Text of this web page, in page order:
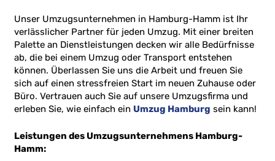
Unser Umzugsunternehmen in Hamburg-Hamm ist Ihr
verlässlicher Partner für jeden Umzug. Mit einer breiten
Palette an Dienstleistungen decken wir alle Bedürfnisse
ab, die bei einem Umzug oder Transport entstehen
können. Überlassen Sie uns die Arbeit und freuen Sie
sich auf einen stressfreien Start im neuen Zuhause oder
Büro. Vertrauen auch Sie auf unsere Umzugsfirma und
erleben Sie, wie einfach ein Umzug Hamburg sein kann!
Leistungen des Umzugsunternehmens Hamburg-
Hamm: